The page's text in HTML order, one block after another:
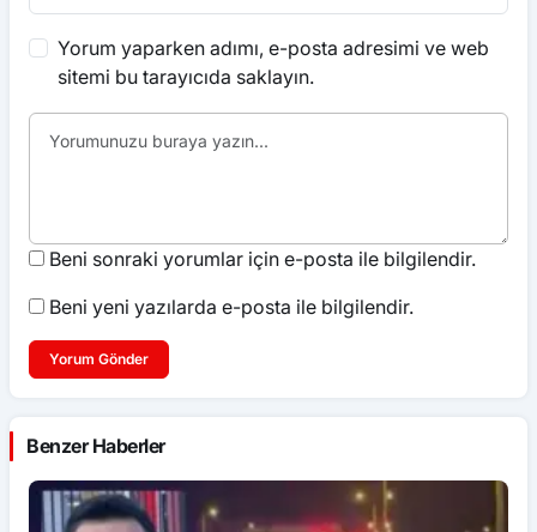
Yorum yaparken adımı, e-posta adresimi ve web
sitemi bu tarayıcıda saklayın.
Beni sonraki yorumlar için e-posta ile bilgilendir.
Beni yeni yazılarda e-posta ile bilgilendir.
Yorum Gönder
Benzer Haberler